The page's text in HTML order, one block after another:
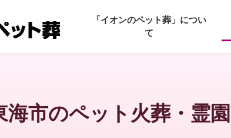
「イオンのペット葬」につい
て
海市のペット火葬・霊園